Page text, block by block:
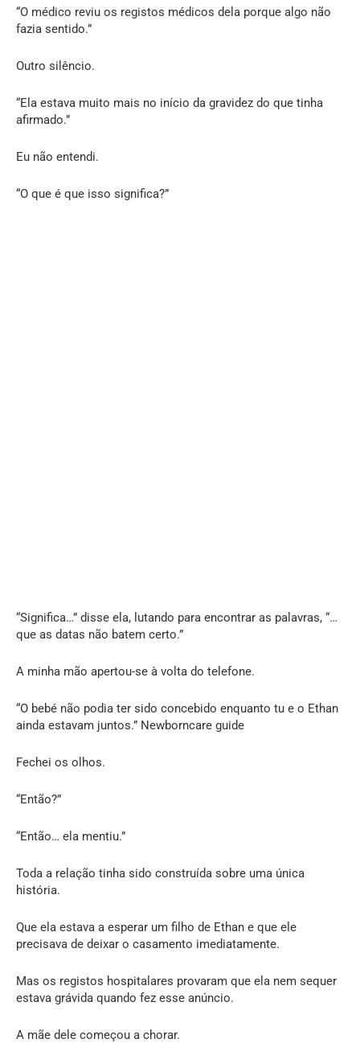
“O médico reviu os registos médicos dela porque algo não
fazia sentido.”
Outro silêncio.
“Ela estava muito mais no início da gravidez do que tinha
afirmado.”
Eu não entendi.
“O que é que isso significa?”
“Significa…” disse ela, lutando para encontrar as palavras, “…
que as datas não batem certo.”
A minha mão apertou-se à volta do telefone.
“O bebé não podia ter sido concebido enquanto tu e o Ethan
ainda estavam juntos.” Newborncare guide
Fechei os olhos.
“Então?”
“Então… ela mentiu.”
Toda a relação tinha sido construída sobre uma única
história.
Que ela estava a esperar um filho de Ethan e que ele
precisava de deixar o casamento imediatamente.
Mas os registos hospitalares provaram que ela nem sequer
estava grávida quando fez esse anúncio.
A mãe dele começou a chorar.